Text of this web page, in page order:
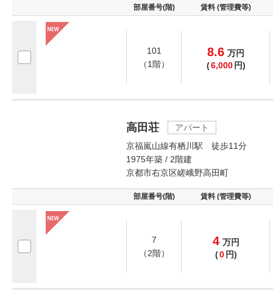
部屋番号(階) 賃料 (管理費等)
101
（1階）
8.6 万円
(6,000 円)
高田荘
アパート
京福嵐山線有栖川駅 徒歩11分
1975年築 / 2階建
京都市右京区嵯峨野高田町
部屋番号(階) 賃料 (管理費等)
7
（2階）
4 万円
(0 円)